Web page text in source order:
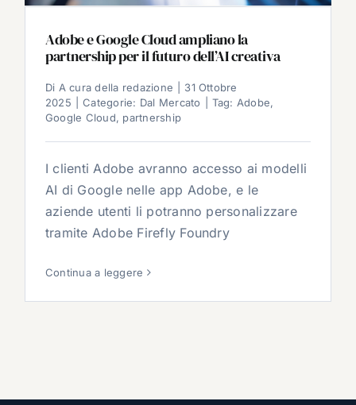
Adobe e Google Cloud ampliano la
partnership per il futuro dell’AI creativa
Di A cura della redazione
31 Ottobre
2025
Categorie: Dal Mercato Tag: Adobe,
Google Cloud, partnership
I clienti Adobe avranno accesso ai modelli
AI di Google nelle app Adobe, e le
aziende utenti li potranno personalizzare
tramite Adobe Firefly Foundry
Continua a leggere